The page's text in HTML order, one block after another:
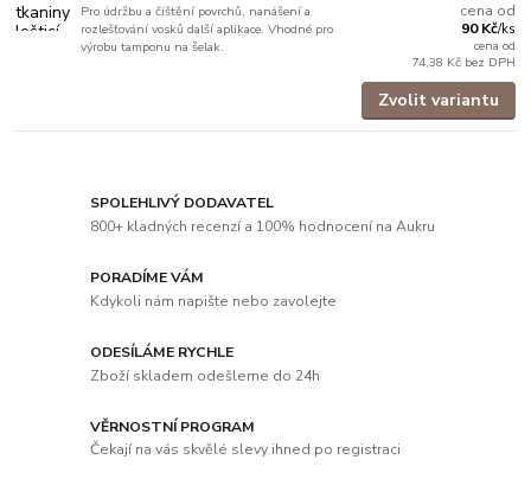
Pro údržbu a čištění povrchů, nanášení a
rozlešťování vosků další aplikace. Vhodné pro
výrobu tamponu na šelak.
cena od
90 Kč/ks
cena od
74,38 Kč bez DPH
Zvolit variantu
SPOLEHLIVÝ DODAVATEL
800+ kladných recenzí a 100% hodnocení na Aukru
PORADÍME VÁM
Kdykoli nám napište nebo zavolejte
ODESÍLÁME RYCHLE
Zboží skladem odešleme do 24h
VĚRNOSTNÍ PROGRAM
Čekají na vás skvělé slevy ihned po registraci